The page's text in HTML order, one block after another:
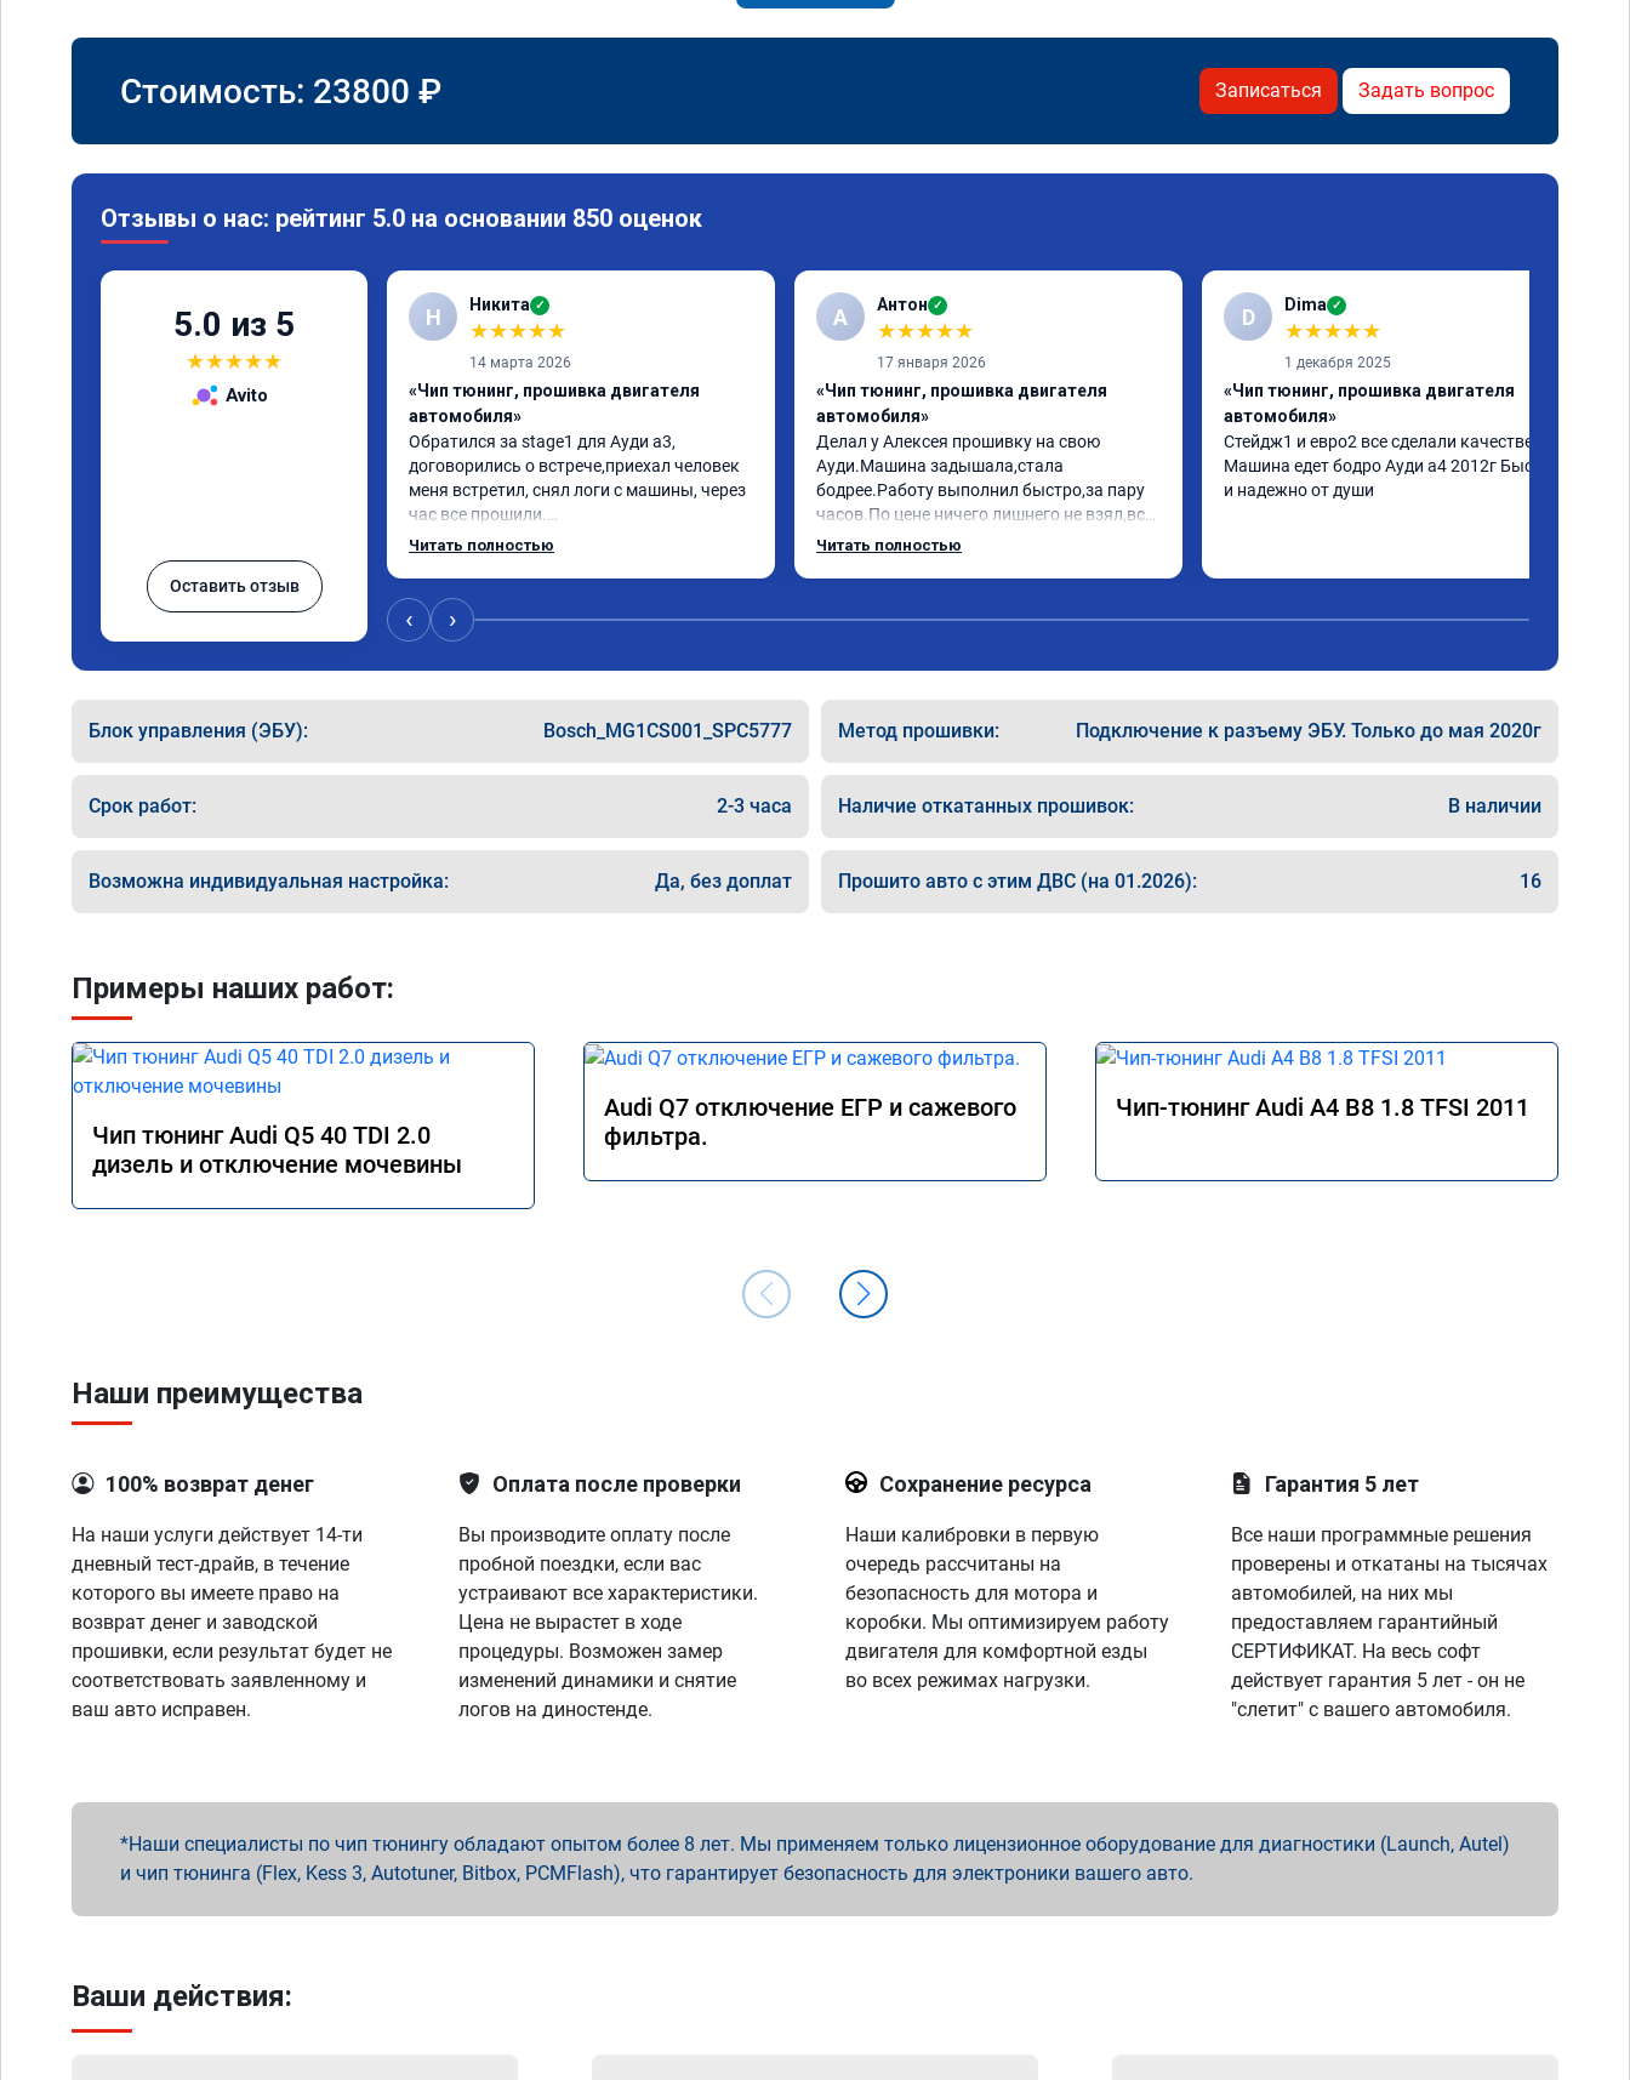
Стоимость: 23800 ₽ Записаться Задать вопрос
Отзывы о нас: рейтинг 5.0 на основании 850 оценок
5.0 из 5
★★★★★
Avito
Оставить отзыв
Н Никита ✓
★★★★★
14 марта 2026
«Чип тюнинг, прошивка двигателя
автомобиля»
Обратился за stage1 для Ауди а3,
договорились о встрече,приехал человек
меня встретил, снял логи с машины, через
час все прошили.
Арман спасибо тебе огромное, машинка по
может 🤣машина едет не в себя, еще раз
спасибо вам!!!!!!!
Читать полностью
А Антон ✓
★★★★★
17 января 2026
«Чип тюнинг, прошивка двигателя
автомобиля»
Делал у Алексея прошивку на свою
Ауди.Машина задышала,стала
бодрее.Работу выполнил быстро,за пару
часов.По цене ничего лишнего не взял,всё
как договаривались заранее.После
Читать полностью
D Dima ✓
★★★★★
1 декабря 2025
«Чип тюнинг, прошивка двигателя
автомобиля»
Стейдж1 и евро2 все сделали качественно.
Машина едет бодро Ауди а4 2012г Быстро
и надежно от души
‹ ›
Блок управления (ЭБУ): Bosch_MG1CS001_SPC5777 Метод прошивки: Подключение к разъему ЭБУ. Только до мая 2020г
Срок работ: 2-3 часа Наличие откатанных прошивок: В наличии
Возможна индивидуальная настройка: Да, без доплат Прошито авто с этим ДВС (на 01.2026): 16
Примеры наших работ:
Чип тюнинг Audi Q5 40 TDI 2.0
дизель и отключение мочевины
Audi Q7 отключение ЕГР и сажевого
фильтра.
Чип-тюнинг Audi A4 B8 1.8 TFSI 2011
Наши преимущества
100% возврат денег
На наши услуги действует 14-ти
дневный тест-драйв, в течение
которого вы имеете право на
возврат денег и заводской
прошивки, если результат будет не
соответствовать заявленному и
ваш авто исправен.
Оплата после проверки
Вы производите оплату после
пробной поездки, если вас
устраивают все характеристики.
Цена не вырастет в ходе
процедуры. Возможен замер
изменений динамики и снятие
логов на диностенде.
Сохранение ресурса
Наши калибровки в первую
очередь рассчитаны на
безопасность для мотора и
коробки. Мы оптимизируем работу
двигателя для комфортной езды
во всех режимах нагрузки.
Гарантия 5 лет
Все наши программные решения
проверены и откатаны на тысячах
автомобилей, на них мы
предоставляем гарантийный
СЕРТИФИКАТ. На весь софт
действует гарантия 5 лет - он не
"слетит" с вашего автомобиля.
Наши специалисты по чип тюнингу обладают опытом более 8 лет. Мы применяем только лицензионное оборудование для диагностики (Launch, Autel)
и чип тюнинга (Flex, Kess 3, Autotuner, Bitbox, PCMFlash), что гарантирует безопасность для электроники вашего авто.
Ваши действия: